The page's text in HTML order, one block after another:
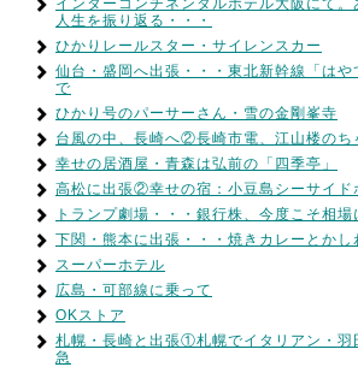
インターコンチネンタルホテル大阪にて
人生を振り返る・・・
ひかりレールスター・サイレンスカー
仙台・盛岡へ出張・・・東北新幹線「はや
で
ひかり号のパーサーさん・雪の金剛峯寺
台風の中、長崎へ②長崎市電、江山楼のち
幸せの居酒屋・青森は弘前の「四季亭」
高松に出張②幸せの宿：小豆島シーサイド
トランプ劇場・・・銀行株、今度こそ相場
下関・熊本に出張・・・焼きカレーとかし
スーパーホテル
広島・可部線に乗って
OKストア
札幌・長崎と出張①札幌でイタリアン・羽
急